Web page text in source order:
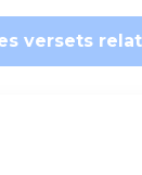
versets